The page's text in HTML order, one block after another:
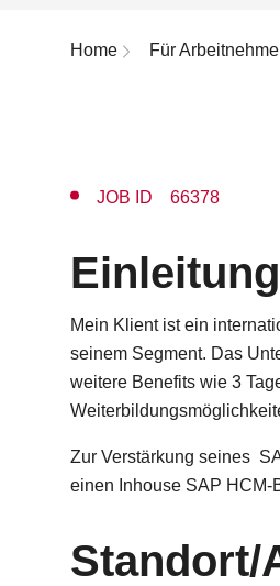
Breadcrumb-Navigation
Home Für
JOB ID 66378
Mein Klient ist ein
seinem Segment. Das
weitere Benefits wie 3
Zur Verstärkung seines
einen Inhouse SAP HCM-
Standort/